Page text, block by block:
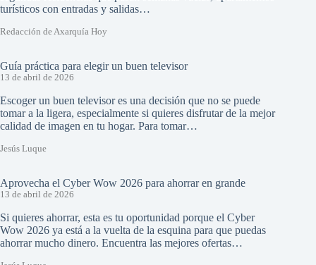
turísticos con entradas y salidas…
Redacción de Axarquía Hoy
Guía práctica para elegir un buen televisor
13 de abril de 2026
Escoger un buen televisor es una decisión que no se puede
tomar a la ligera, especialmente si quieres disfrutar de la mejor
calidad de imagen en tu hogar. Para tomar…
Jesús Luque
Aprovecha el Cyber Wow 2026 para ahorrar en grande
13 de abril de 2026
Si quieres ahorrar, esta es tu oportunidad porque el Cyber
Wow 2026 ya está a la vuelta de la esquina para que puedas
ahorrar mucho dinero. Encuentra las mejores ofertas…